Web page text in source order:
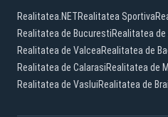
Realitatea.NETRealitatea Sportiva
Realitatea de BucurestiRealitatea de
Realitatea de ValceaRealitatea de
Realitatea de CalarasiRealitatea de
Realitatea de VasluiRealitatea de